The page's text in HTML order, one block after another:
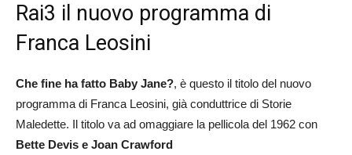
Rai3 il nuovo programma di
Franca Leosini
Che fine ha fatto Baby Jane?, è questo il titolo del nuovo
programma di Franca Leosini, già conduttrice di Storie
Maledette. Il titolo va ad omaggiare la pellicola del 1962 con
Bette Devis e Joan Crawford